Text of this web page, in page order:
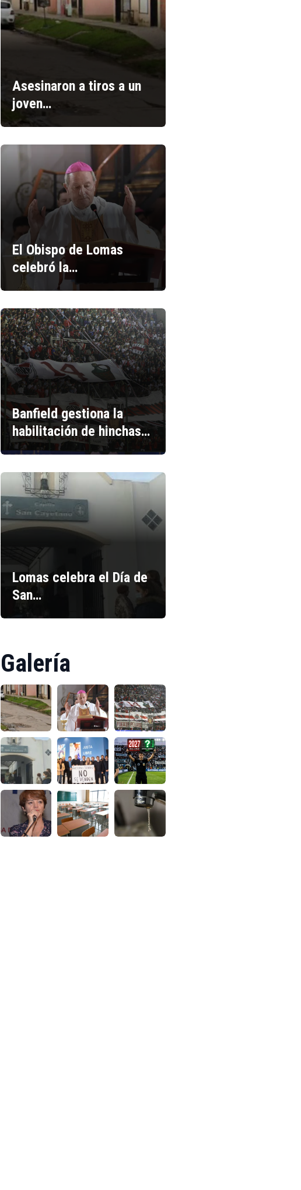
Asesinaron a tiros a un
joven…
El Obispo de Lomas
celebró la…
Banfield gestiona la
habilitación de hinchas…
Lomas celebra el Día de
San…
Galería